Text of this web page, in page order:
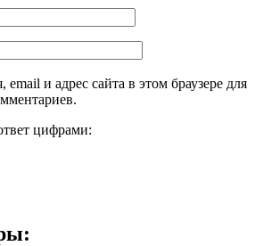
и адрес сайта в этом браузере для
цифрами: